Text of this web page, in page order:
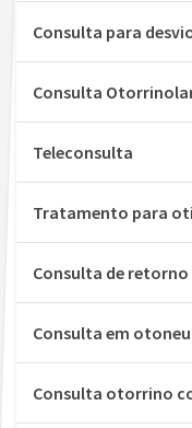
Consulta para
Consulta
Teleconsulta
Tratamento para
Consulta de retorno
Consulta em
Consulta otorrino